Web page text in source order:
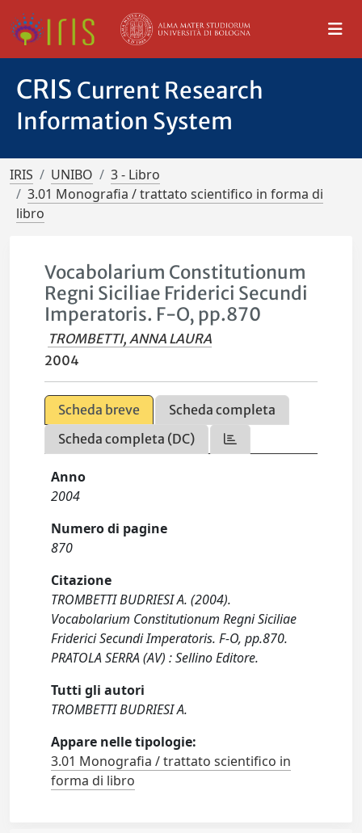
CRIS Current Research
Information System
IRIS UNIBO
3 - Libro
3.01 Monografia / trattato scientifico in forma di
libro
Vocabolarium Constitutionum
Regni Siciliae Friderici Secundi
Imperatoris. F-O, pp.870
TROMBETTI, ANNA LAURA
2004
Scheda breve
Scheda completa
Scheda completa (DC)
Anno
2004
Numero di pagine
870
Citazione
TROMBETTI BUDRIESI A. (2004).
Vocabolarium Constitutionum Regni Siciliae
Friderici Secundi Imperatoris. F-O, pp.870.
PRATOLA SERRA (AV) : Sellino Editore.
Tutti gli autori
TROMBETTI BUDRIESI A.
Appare nelle tipologie:
3.01 Monografia / trattato scientifico in
forma di libro